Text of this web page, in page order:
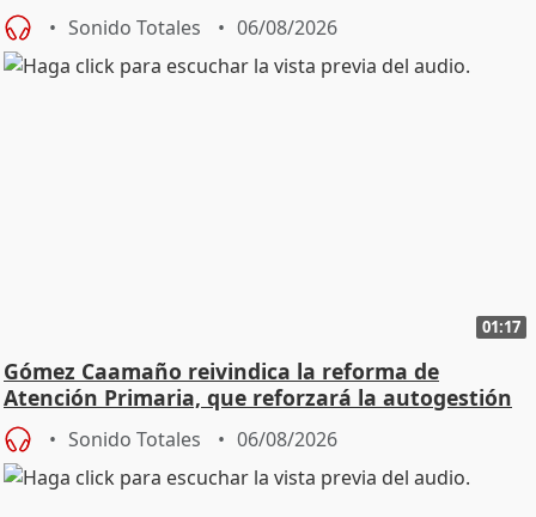
Sonido Totales 06/08/2026
01:17
Gómez Caamaño reivindica la reforma de
Atención Primaria, que reforzará la autogestión
Sonido Totales 06/08/2026